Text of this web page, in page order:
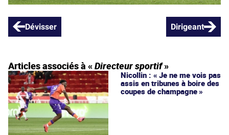
Dévisser Dirigeant
Articles associés à «Directeur sportif»
Nicollin : « Je ne me vois pas
assis en tribunes à boire des
coupes de champagne »